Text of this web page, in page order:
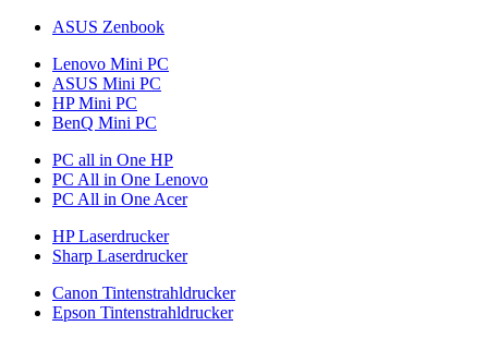
ASUS Zenbook
Lenovo Mini PC
ASUS Mini PC
HP Mini PC
BenQ Mini PC
PC all in One HP
PC All in One Lenovo
PC All in One Acer
HP Laserdrucker
Sharp Laserdrucker
Canon Tintenstrahldrucker
Epson Tintenstrahldrucker